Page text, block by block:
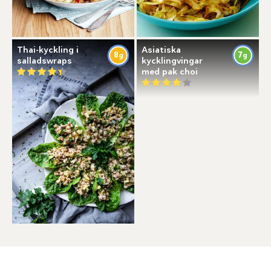
Thai-kyckling i
salladswraps
8g
Asiatiska
kycklingvingar
med pak choi
7g